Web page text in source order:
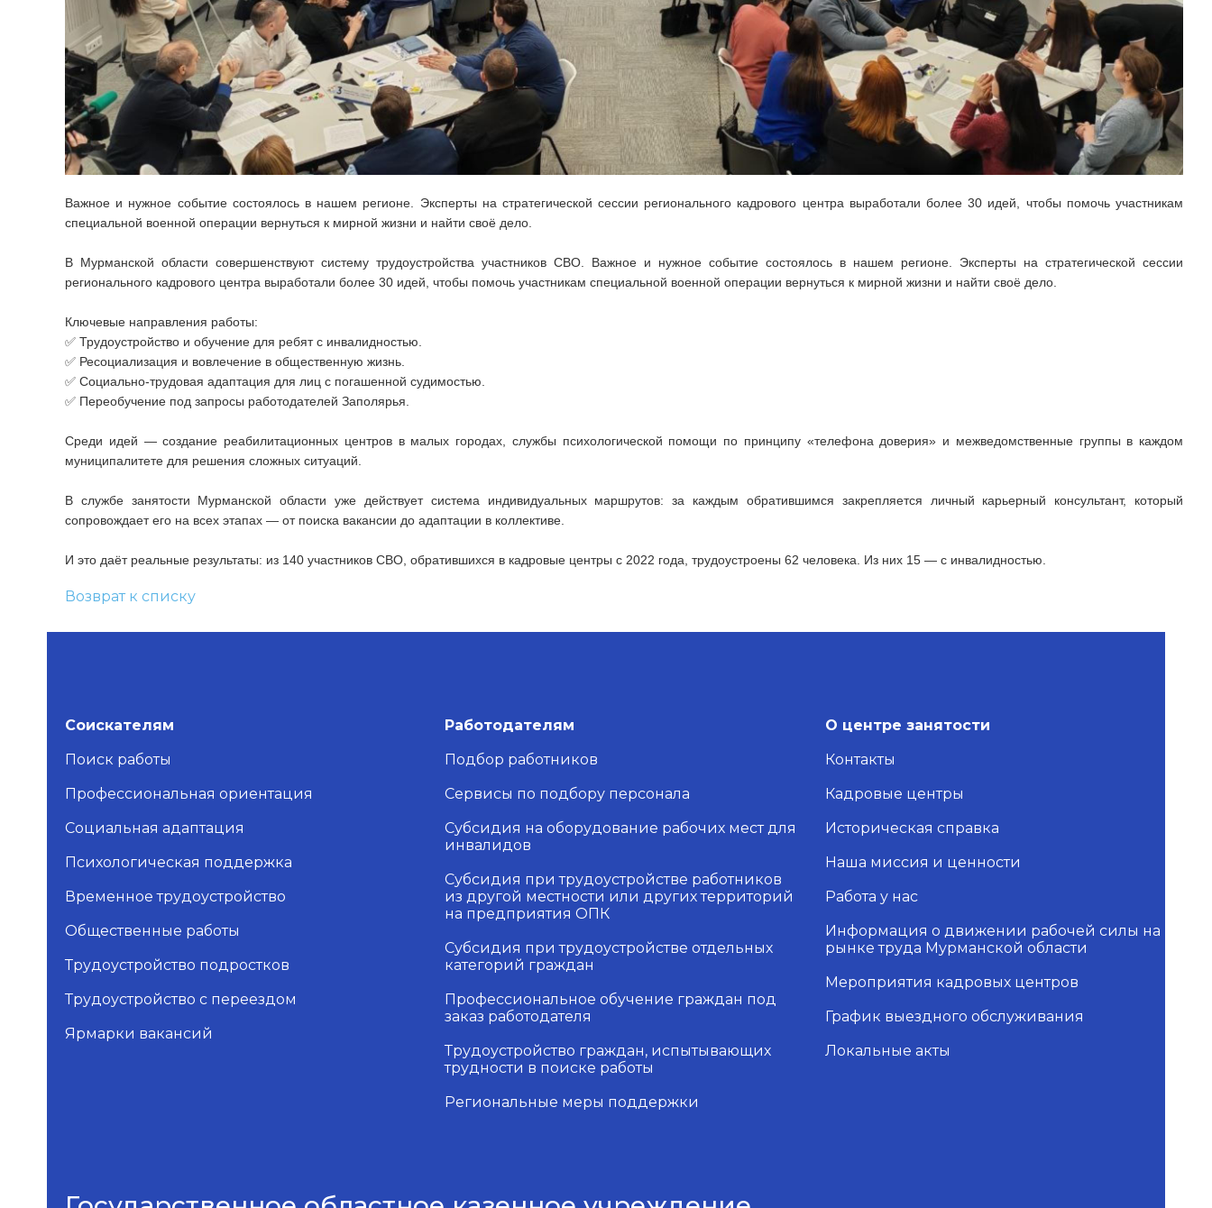
Важное и нужное событие состоялось в нашем регионе. Эксперты на стратегической сессии регионального кадрового центра выработали более 30 идей, чтобы помочь участникам
специальной военной операции вернуться к мирной жизни и найти своё дело.
В Мурманской области совершенствуют систему трудоустройства участников СВО. Важное и нужное событие состоялось в нашем регионе. Эксперты на стратегической сессии
регионального кадрового центра выработали более 30 идей, чтобы помочь участникам специальной военной операции вернуться к мирной жизни и найти своё дело.
Ключевые направления работы:
✅ Трудоустройство и обучение для ребят с инвалидностью.
✅ Ресоциализация и вовлечение в общественную жизнь.
✅ Социально‑трудовая адаптация для лиц с погашенной судимостью.
✅ Переобучение под запросы работодателей Заполярья.
Среди идей — создание реабилитационных центров в малых городах, службы психологической помощи по принципу «телефона доверия» и межведомственные группы в каждом
муниципалитете для решения сложных ситуаций.
В службе занятости Мурманской области уже действует система индивидуальных маршрутов: за каждым обратившимся закрепляется личный карьерный консультант, который
сопровождает его на всех этапах — от поиска вакансии до адаптации в коллективе.
И это даёт реальные результаты: из 140 участников СВО, обратившихся в кадровые центры с 2022 года, трудоустроены 62 человека. Из них 15 — с инвалидностью.
Возврат к списку
Соискателям
Поиск работы
Профессиональная ориентация
Социальная адаптация
Психологическая поддержка
Временное трудоустройство
Общественные работы
Трудоустройство подростков
Трудоустройство с переездом
Ярмарки вакансий
Работодателям
Подбор работников
Сервисы по подбору персонала
Субсидия на оборудование рабочих мест для
инвалидов
Субсидия при трудоустройстве работников
из другой местности или других территорий
на предприятия ОПК
Субсидия при трудоустройстве отдельных
категорий граждан
Профессиональное обучение граждан под
заказ работодателя
Трудоустройство граждан, испытывающих
трудности в поиске работы
Региональные меры поддержки
О центре занятости
Контакты
Кадровые центры
Историческая справка
Наша миссия и ценности
Работа у нас
Информация о движении рабочей силы на
рынке труда Мурманской области
Мероприятия кадровых центров
График выездного обслуживания
Локальные акты